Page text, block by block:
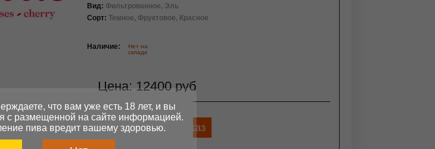
Вид: Фильтрованное, Эль
Сорт: Темное, Фруктовое, Красное
Наличие:
Нет на
складе
Цена: 12400 руб
Кол-ва: Под заказ
что вам уже есть 18 лет, и вы
с размещенной на сайте информацией.
пива вредит вашему здоровью.